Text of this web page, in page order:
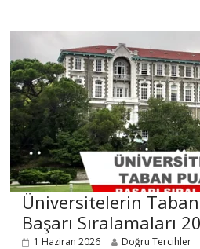
Üniversitelerin
Başarı Sıralamaları
1 Haziran 2026 Doğru Tercihler